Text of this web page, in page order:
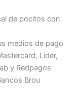
de pocitos con
medios de pago
Lider,
y Redpagos
Brou